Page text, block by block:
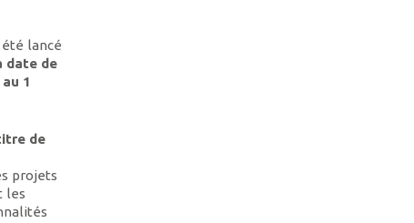
lancé
date de
1
de
projets
les